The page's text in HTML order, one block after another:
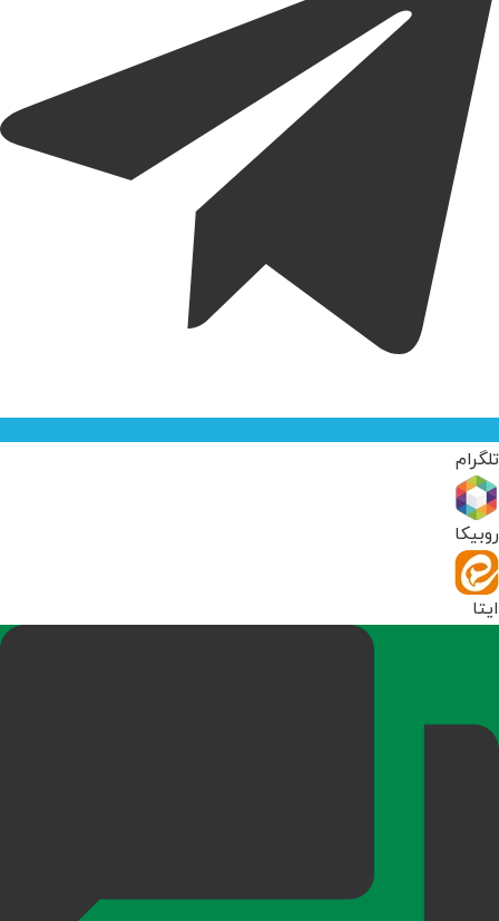
تلگرام
روبیکا
ایتا